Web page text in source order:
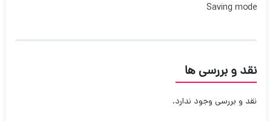
Saving mode
نقد و بررسی ها
نقد و بررسی وجود ندارد.